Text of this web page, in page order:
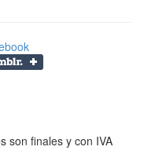
son finales y con IVA